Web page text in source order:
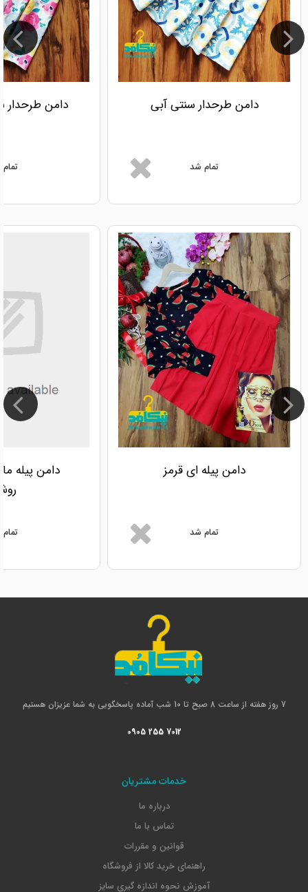
دامن طرحدار سنتی آبی
تمام شد
دامن طرحدار
دامن پیله ای قرمز
تمام شد
دامن پیله
7 روز هفته از ساعت 8 صبح تا 10 شب آماده پاسخگویی به شما عزیزان هستیم
0905 255 7012
خدمات مشتریان
درباره ما
تماس با ما
قوانین و مقررات
راهنمای خرید کالا از فروشگاه
آموزش نحوه اندازه گیری سایز